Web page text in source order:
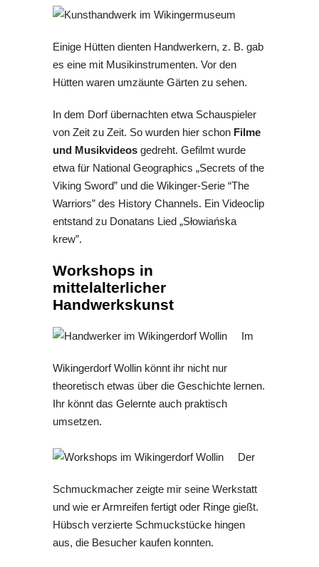
Einige Hütten dienten Handwerkern, z. B. gab
es eine mit Musikinstrumenten. Vor den
Hütten waren umzäunte Gärten zu sehen.
In dem Dorf übernachten etwa Schauspieler
von Zeit zu Zeit. So wurden hier schon Filme
und Musikvideos gedreht. Gefilmt wurde
etwa für National Geographics „Secrets of the
Viking Sword” und die Wikinger-Serie “The
Warriors” des History Channels. Ein Videoclip
entstand zu Donatans Lied „Słowiańska
krew”.
Workshops in
mittelalterlicher
Handwerkskunst
Im
Wikingerdorf Wollin könnt ihr nicht nur
theoretisch etwas über die Geschichte lernen.
Ihr könnt das Gelernte auch praktisch
umsetzen.
Der
Schmuckmacher zeigte mir seine Werkstatt
und wie er Armreifen fertigt oder Ringe gießt.
Hübsch verzierte Schmuckstücke hingen
aus, die Besucher kaufen konnten.